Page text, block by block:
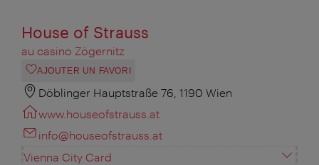
House of Strauss
au casino Zögernitz
AJOUTER UN FAVORI
Döblinger Hauptstraße 76, 1190 Wien
www.houseofstrauss.at
info@houseofstrauss.at
Vienna City Card